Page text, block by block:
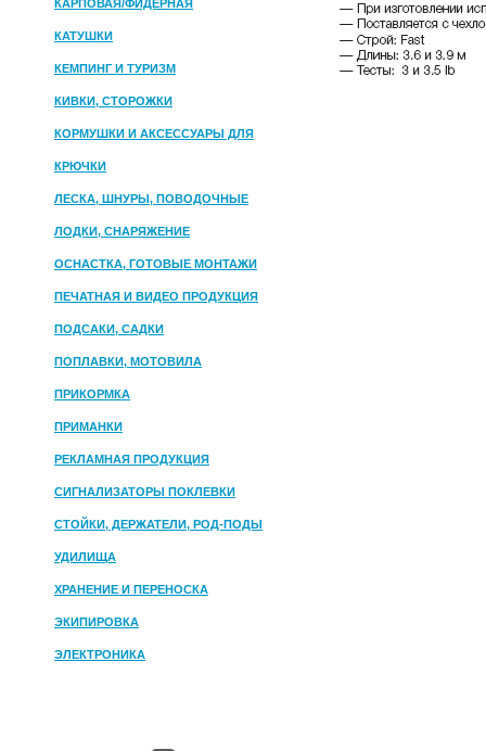
КАРПОВАЯ/ФИДЕРНАЯ
КАТУШКИ
КЕМПИНГ И ТУРИЗМ
КИВКИ, СТОРОЖКИ
КОРМУШКИ И АКСЕССУАРЫ ДЛЯ
ПРИКОРМКИ
КРЮЧКИ
ЛЕСКА, ШНУРЫ, ПОВОДОЧНЫЕ
МАТЕРИАЛЫ
ЛОДКИ, СНАРЯЖЕНИЕ
ОСНАСТКА, ГОТОВЫЕ МОНТАЖИ
ПЕЧАТНАЯ И ВИДЕО ПРОДУКЦИЯ
ПОДСАКИ, САДКИ
ПОПЛАВКИ, МОТОВИЛА
ПРИКОРМКА
ПРИМАНКИ
РЕКЛАМНАЯ ПРОДУКЦИЯ
СИГНАЛИЗАТОРЫ ПОКЛЕВКИ
СТОЙКИ, ДЕРЖАТЕЛИ, РОД-ПОДЫ
УДИЛИЩА
ХРАНЕНИЕ И ПЕРЕНОСКА
ЭКИПИРОВКА
ЭЛЕКТРОНИКА